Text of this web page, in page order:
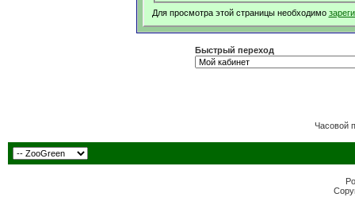
Для просмотра этой страницы необходимо
Быстрый переход
Часовой